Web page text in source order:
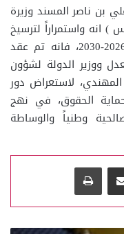
بن ناصر المسند وزيرة
انه واستمراراً لترسيخ
خطة العمل الوطنية لحقوق الإنسان 2026-2030، فانه تم عقد
ووزير الدولة لشؤون
لاستعراض دور
الحقوق، في نهج
وطنياً والوساطة
مشاركة عبر البريد طباعة